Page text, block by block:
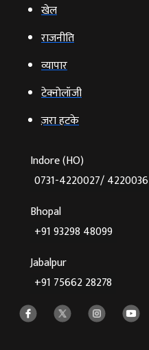
खेल
राजनीति
व्‍यापार
टेक्‍नोलॉजी
ज़रा हटके
Indore (HO)
0731-4220027/ 4220036
Bhopal
+91 93298 48099
Jabalpur
+91 75662 28278